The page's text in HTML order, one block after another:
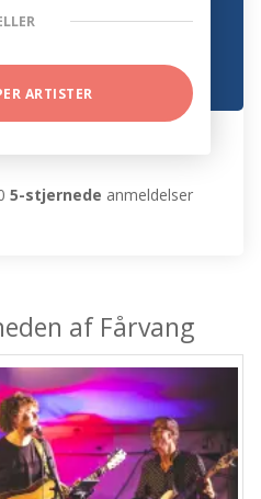
ARTISTER
5-stjernede anmeldelser
af Fårvang